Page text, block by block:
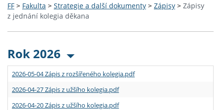
FF > Fakulta > Strategie a další dokumenty > Zápisy > Zápisy
z jednání kolegia děkana
Rok 2026
2026-05-04 Zápis z rozšířeného kolegia.pdf
2026-04-27 Zápis z užšího kolegia.pdf
2026-04-20 Zápis z užšího kolegia.pdf